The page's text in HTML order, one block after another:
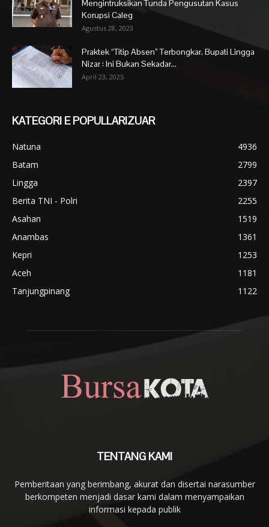
Mengintruksikan Tunda Pengusutan Kasus
Korupsi Caleg
Agustus 28, 2023
Praktek “Titip Absen” Terbongkar, Bupati Lingga
Nizar : Ini Bukan Sekadar...
April 23, 2025
KATEGORI E POPULLARIZUAR
Natuna
4936
Batam
2799
Lingga
2397
Berita TNI - Polri
2255
Asahan
1519
Anambas
1361
Kepri
1253
Aceh
1181
Tanjungpinang
1122
TENTANG KAMI
Pemberitaan yang berimbang, akurat dan disertai narasumber
berkompeten menjadi dasar kami dalam menyampaikan
informasi kepada publik